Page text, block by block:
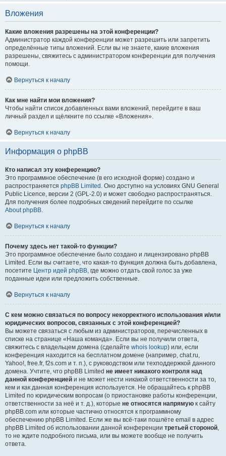
Вложения
Какие вложения разрешены на этой конференции?
Администратор каждой конференции может разрешить или запретить
определённые типы вложений. Если вы не знаете, какие вложения
разрешены, свяжитесь с администратором конференции для получения
помощи.
Вернуться к началу
Как мне найти мои вложения?
Чтобы найти список добавленных вами вложений, перейдите в ваш
личный раздел и щёлкните по ссылке «Вложения».
Вернуться к началу
Информация о phpBB
Кто написал эту конференцию?
Это программное обеспечение (в его исходной форме) создано и
распространяется phpBB Limited . Оно доступно на условиях GNU General
Public Licence, версии 2 (GPL-2.0) и может свободно распространяться.
Для получения более подробных сведений перейдите по ссылке
About phpBB.
Вернуться к началу
Почему здесь нет такой-то функции?
Это программное обеспечение было создано и лицензировано phpBB
Limited. Если вы считаете, что какая-то функция должна быть добавлена,
посетите Центр идей phpBB, где можно отдать свой голос за уже
поданные идеи или предложить собственные.
Вернуться к началу
С кем можно связаться по вопросу некорректного использования и/или
юридических вопросов, связанных с этой конференцией?
Вы можете связаться с любым из администраторов, перечисленных в
списке на странице «Наша команда». Если вы не получили ответа,
свяжитесь с владельцем домена (сделайте whois lookup) или, если
конференция находится на бесплатном домене (например, chat.ru,
Yahoo!, free.fr, f2s.com и т. п.), с руководством или техподдержкой данного
домена. Учтите, что phpBB Limited не имеет никакого контроля над
данной конференцией и не может нести никакой ответственности за то,
кем и как данная конференция используется. Не обращайтесь к phpBB
Limited по юридическим вопросам (о приостановке работы конференции,
ответственности за неё и т. д.), которые не относятся напрямую к сайту
phpBB.com или которые частично относятся к программному
обеспечению phpBB Limited. Если же вы всё-таки пошлёте email в адрес
phpBB Limited об использовании данной конференции третьей стороной,
то не ждите подробного письма, или вы можете вообще не получить
ответа.